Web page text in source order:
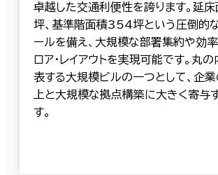
卓越した交通利便性を誇ります。延
坪、基準階面積354坪という圧倒的
ールを備え、大規模な部署集約や効
ロア・レイアウトを実現可能です。丸
表する大規模ビルの一つとして、企
上と大規模な拠点構築に大きく寄与
す。